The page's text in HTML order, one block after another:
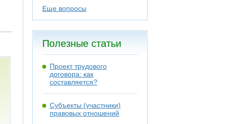
Еще вопросы
Полезные статьи
Проект трудового
договора: как
составляется?
Субъекты (участники)
правовых отношений